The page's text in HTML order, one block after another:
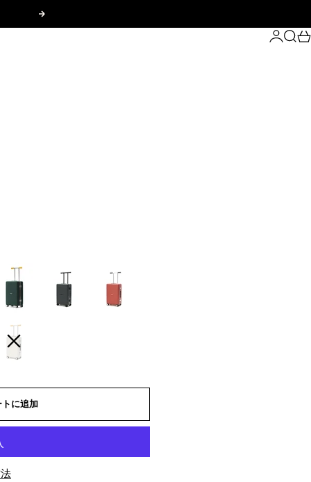
次へ
ログイン
検索カ
GREENMATT BLACKSKY CORAL
に追加